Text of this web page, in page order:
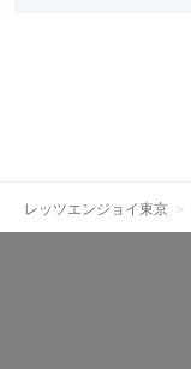
レッツエンジョイ東京